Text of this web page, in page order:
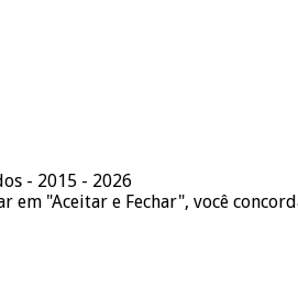
- 2015 - 2026
"Aceitar e Fechar", você